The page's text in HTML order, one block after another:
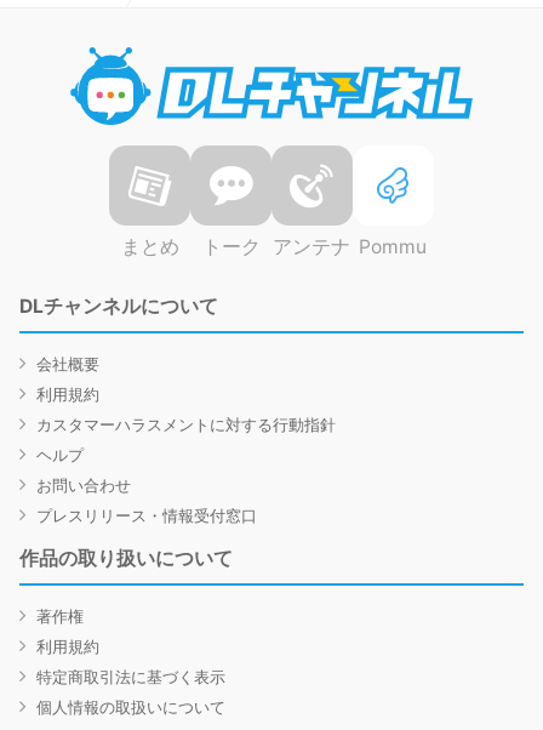
まとめ トーク アンテナ Pommu
DLチャンネルについて
会社概要
利用規約
カスタマーハラスメントに対する行動指針
ヘルプ
お問い合わせ
プレスリリース・情報受付窓口
作品の取り扱いについて
著作権
利用規約
特定商取引法に基づく表示
個人情報の取扱いについて